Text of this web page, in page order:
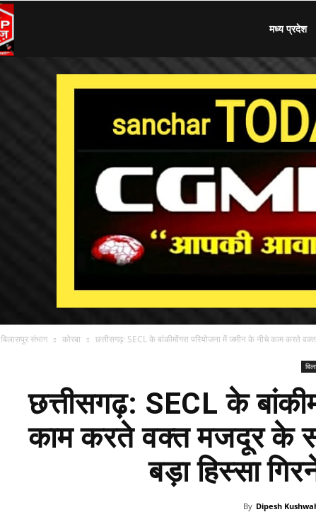
मध्य प्रदेश
बिलासपुर संभाग कोरबा छत्तीसगढ़: SECL के बांकीमोंगरा परियोजना में जमीन के नीचे काम करते
छत्तीसगढ़: SECL के
काम करते वक्त मजदूर के
बड़ा हिस्सा
By Dipesh